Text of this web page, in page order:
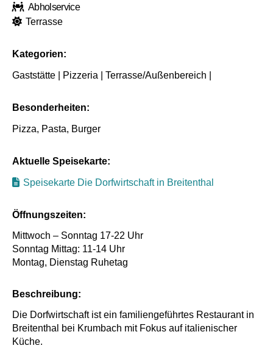
Abholservice
Terrasse
Kategorien:
Gaststätte | Pizzeria | Terrasse/Außenbereich |
Besonderheiten:
Pizza, Pasta, Burger
Aktuelle Speisekarte:
Speisekarte Die Dorfwirtschaft in Breitenthal
Öffnungszeiten:
Mittwoch – Sonntag 17-22 Uhr
Sonntag Mittag: 11-14 Uhr
Montag, Dienstag Ruhetag
Beschreibung:
Die Dorfwirtschaft ist ein familiengeführtes Restaurant in
Breitenthal bei Krumbach mit Fokus auf italienischer
Küche.